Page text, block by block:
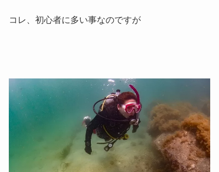
コレ、初心者に多い事なのですが